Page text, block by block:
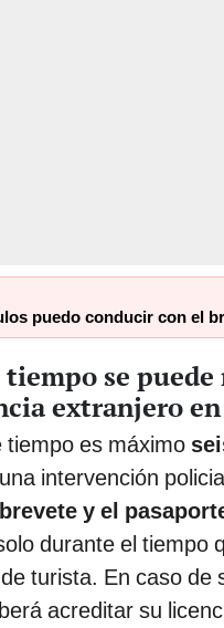
puedo conducir con el
tiempo se
extranjero en
tiempo es máximo
intervención
brevete y el
durante el tiempo
turista. En caso de
acreditar su